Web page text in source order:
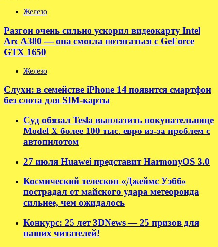
Железо
Разгон очень сильно ускорил видеокарту Intel
Arc A380 — она смогла потягаться с GeForce
GTX 1650
Железо
Слухи: в семействе iPhone 14 появится смартфон
без слота для SIM-карты
Суд обязал Tesla выплатить покупательнице
Model X более 100 тыс. евро из-за проблем с
автопилотом
27 июля Huawei представит HarmonyOS 3.0
Космический телескоп «Джеймс Уэбб»
пострадал от майского удара метеороида
сильнее, чем ожидалось
Конкурс: 25 лет 3DNews — 25 призов для
наших читателей!